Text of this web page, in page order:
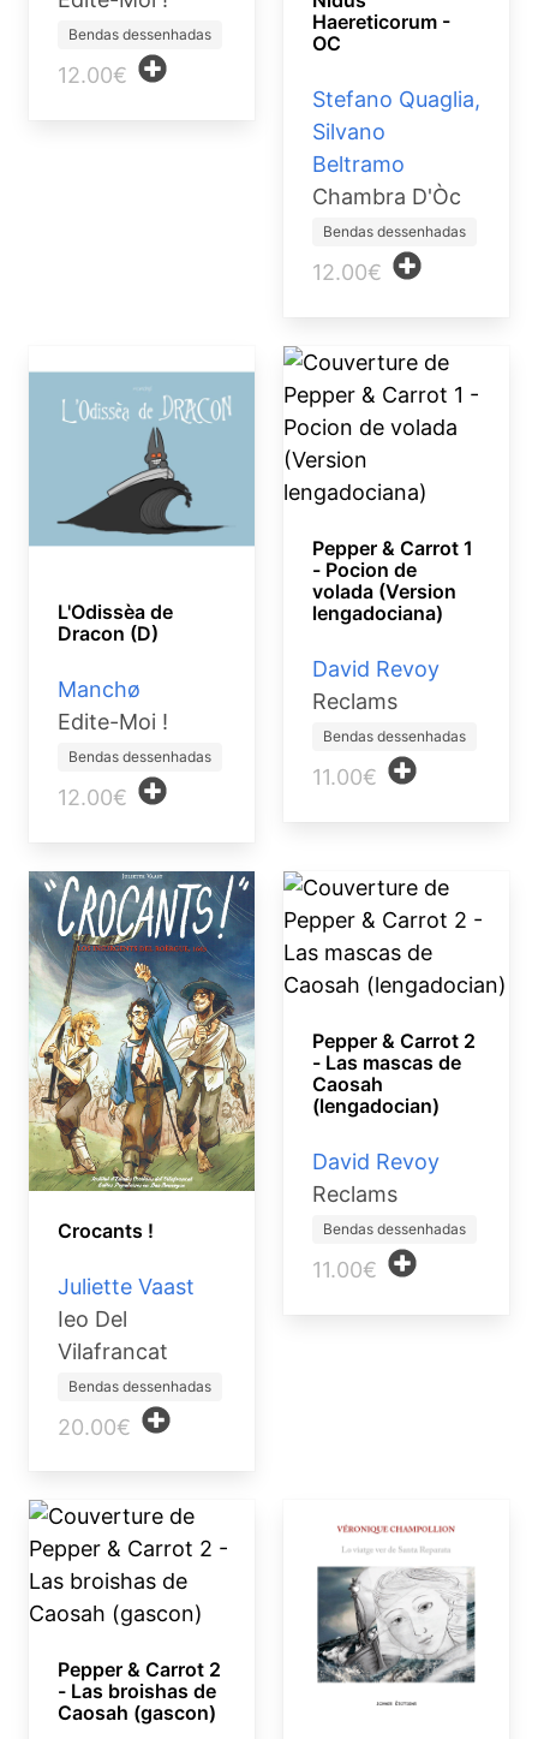
Bendas dessenhadas
12.00€
Haereticorum -
OC
Stefano Quaglia,
Silvano
Beltramo
Chambra D'Òc
Bendas dessenhadas
12.00€
L'Odissèa de
Dracon (D)
Manchø
Edite-Moi !
Bendas dessenhadas
12.00€
Pepper & Carrot 1
- Pocion de
volada (Version
lengadociana)
David Revoy
Reclams
Bendas dessenhadas
11.00€
Crocants !
Juliette Vaast
Ieo Del
Vilafrancat
Bendas dessenhadas
20.00€
Pepper & Carrot 2
- Las mascas de
Caosah
(lengadocian)
David Revoy
Reclams
Bendas dessenhadas
11.00€
Pepper & Carrot 2
- Las broishas de
Caosah (gascon)